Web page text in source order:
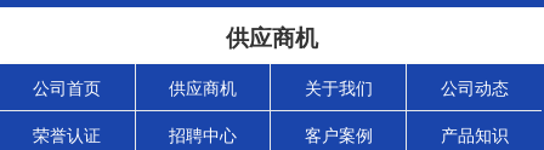
供应商机
公司首页 供应商机 关于我们 公司动态
荣誉认证 招聘中心 客户案例 产品知识